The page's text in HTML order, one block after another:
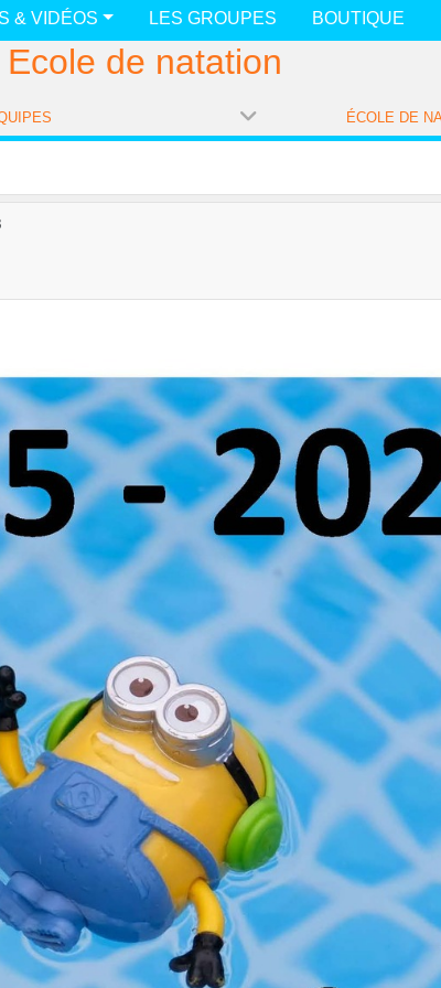
& VIDÉOS LES GROUPES BOUTIQUE
Ecole de natation